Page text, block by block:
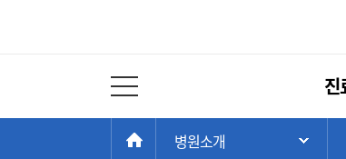
메
진
HOME
병원소개 본관